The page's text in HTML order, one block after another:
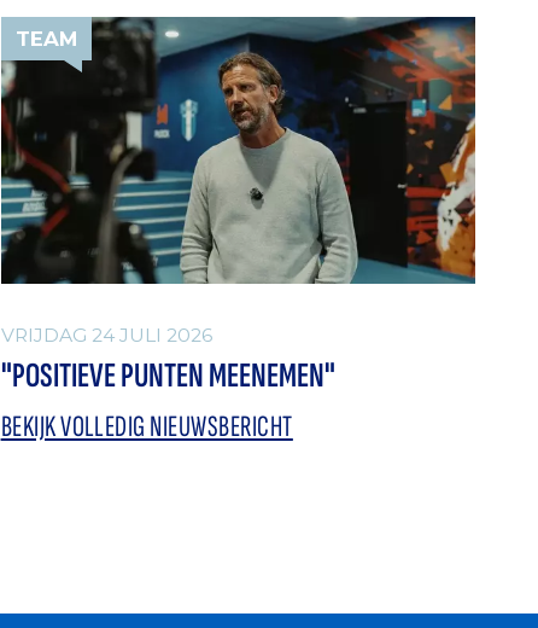
TEAM
VRIJDAG 24 JULI 2026
"POSITIEVE PUNTEN MEENEMEN"
BEKIJK VOLLEDIG NIEUWSBERICHT